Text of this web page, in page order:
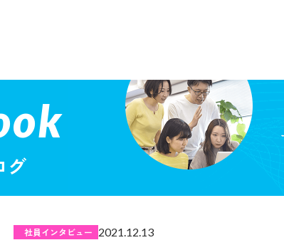
グ
社員インタビュー 2021.12.13